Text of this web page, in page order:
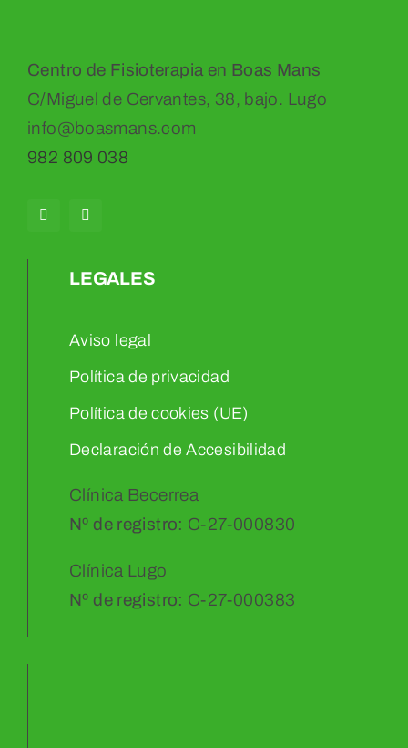
Centro de Fisioterapia en Boas Mans
C/Miguel de Cervantes, 38, bajo. Lugo
info@boasmans.com
982 809 038
LEGALES
Aviso legal
Política de privacidad
Política de cookies (UE)
Declaración de Accesibilidad
Clínica Becerrea
Nº de registro: C-27-000830
Clínica Lugo
Nº de registro: C-27-000383